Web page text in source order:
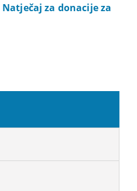
Natječaj za donacije za